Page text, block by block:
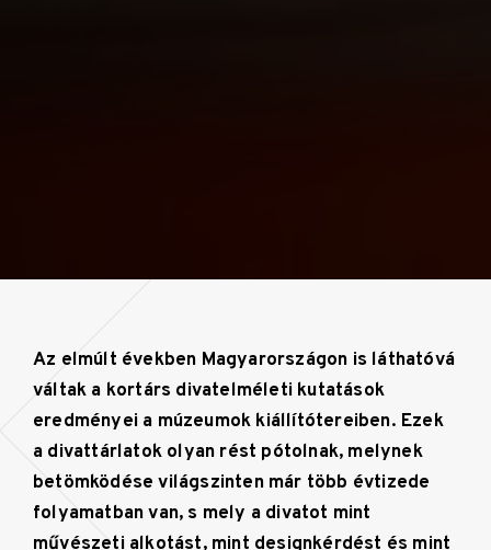
Az elmúlt években Magyarországon is láthatóvá
váltak a kortárs divatelméleti kutatások
eredményei a múzeumok kiállítótereiben. Ezek
a divattárlatok olyan rést pótolnak, melynek
betömködése világszinten már több évtizede
folyamatban van, s mely a divatot mint
művészeti alkotást, mint designkérdést és mint